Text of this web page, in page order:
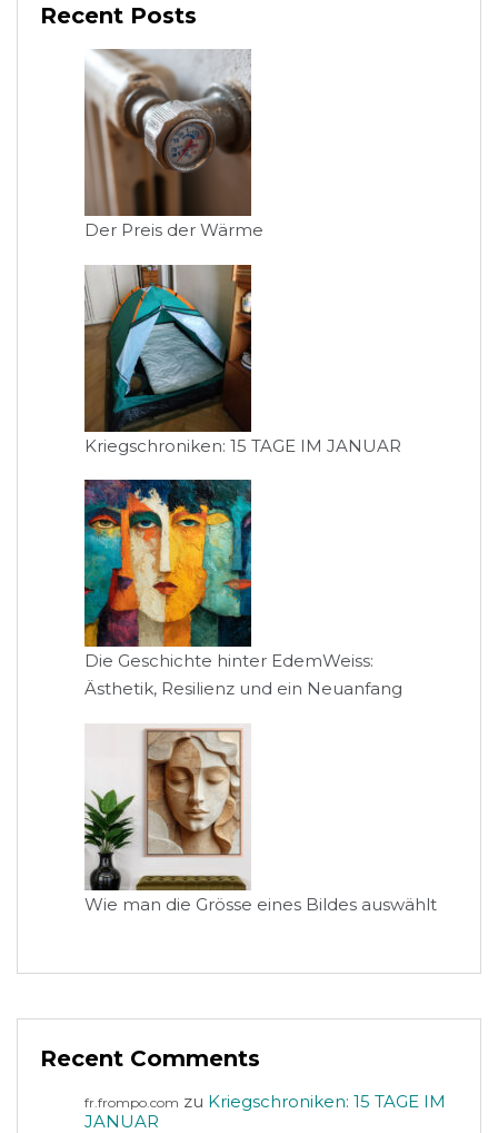
Recent Posts
Der Preis der Wärme
Kriegschroniken: 15 TAGE IM JANUAR
Die Geschichte hinter EdemWeiss:
Ästhetik, Resilienz und ein Neuanfang
Wie man die Grösse eines Bildes auswählt
Recent Comments
fr.frompo.com zu Kriegschroniken: 15 TAGE IM
JANUAR